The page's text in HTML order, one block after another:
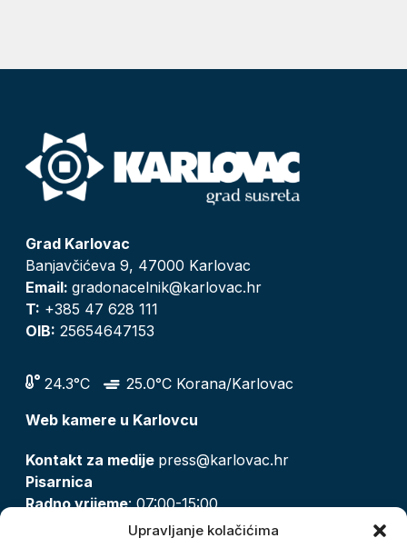
Upravljanje kolačićima
Grad Karlovac
Banjavčićeva 9, 47000 Karlovac
Email: gradonacelnik@karlovac.hr
T: +385 47 628 111
OIB: 25654647153
24.3°C
25.0°C Korana/Karlovac
Web kamere u Karlovcu
Kontakt za medije press@karlovac.hr
Pisarnica
Radno vrijeme: 07:00-15:00
pisarnica@karlovac.hr